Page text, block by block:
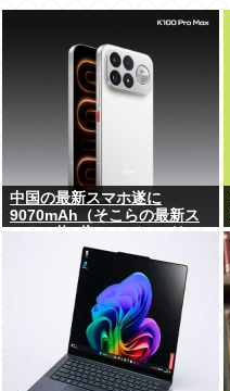
中国の最新スマホ遂に
9070mAh（そこらの最新ス
マホの約2倍）のバッテリー
を積んでしまうwww